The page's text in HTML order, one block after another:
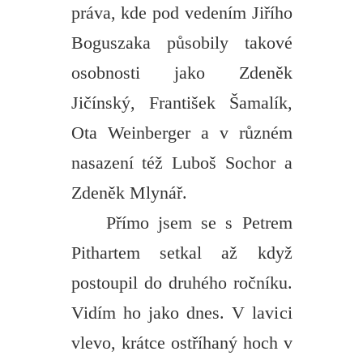
práva, kde pod vedením Jiřího
Boguszaka působily takové
osobnosti jako Zdeněk
Jičínský, František Šamalík,
Ota Weinberger a v různém
nasazení též Luboš Sochor a
Zdeněk Mlynář.
Přímo jsem se s Petrem
Pithartem setkal až když
postoupil do druhého ročníku.
Vidím ho jako dnes. V lavici
vlevo, krátce ostříhaný hoch v